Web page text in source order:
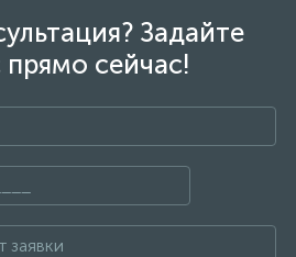
Задайте
прямо сейчас!